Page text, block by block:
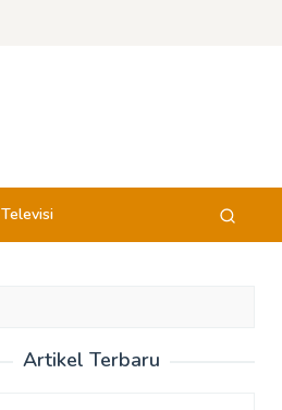
Televisi
Artikel Terbaru